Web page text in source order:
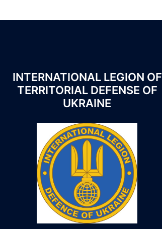
INTERNATIONAL LEGION OF
TERRITORIAL DEFENSE OF
UKRAINE